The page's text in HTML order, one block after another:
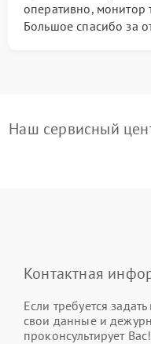
оперативно, монитор
Большое спасибо за
Наш сервисный
Контактная
Если требуется
свои данные и
проконсультирует Вас!